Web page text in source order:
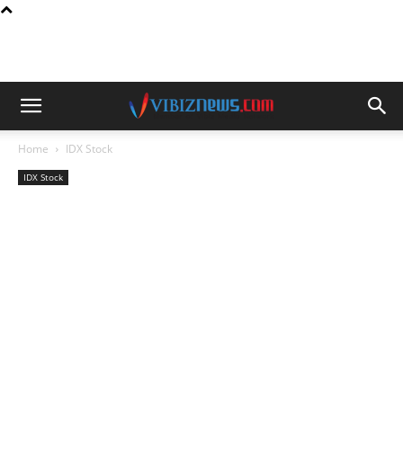
Home IDX Stock
IDX Stock